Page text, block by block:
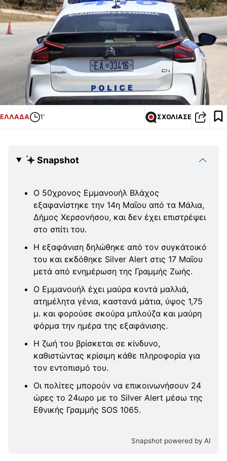
ΕΛΛΑΔΑ 1' ΣΧΟΛΙΑΣΕ
Snapshot
Ο 50χρονος Εμμανουήλ Βλάχος
εξαφανίστηκε την 14η Μαΐου από τα Μάλια,
Δήμος Χερσονήσου, και δεν έχει επιστρέψει
στο σπίτι του.
Η εξαφάνιση δηλώθηκε από τον συγκάτοικό
του και εκδόθηκε Silver Alert στις 17 Μαΐου
μετά από ενημέρωση της Γραμμής Ζωής.
Ο Εμμανουήλ έχει μαύρα κοντά μαλλιά,
ατημέλητα γένια, καστανά μάτια, ύψος 1,75
μ. και φορούσε σκούρα μπλούζα και μαύρη
φόρμα την ημέρα της εξαφάνισης.
Η ζωή του βρίσκεται σε κίνδυνο,
καθιστώντας κρίσιμη κάθε πληροφορία για
τον εντοπισμό του.
Οι πολίτες μπορούν να επικοινωνήσουν 24
ώρες το 24ωρο με το Silver Alert μέσω της
Εθνικής Γραμμής SOS 1065.
Snapshot powered by AI